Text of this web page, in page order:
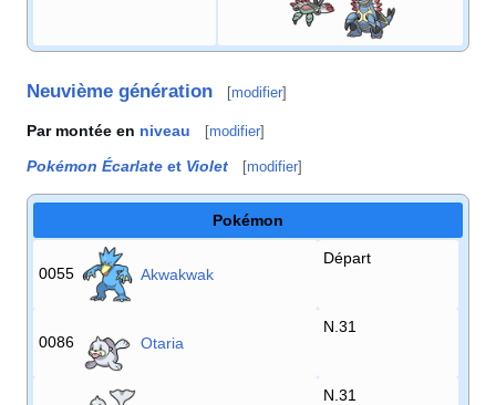
Neuvième génération [modifier]
Par montée en niveau [modifier]
Pokémon Écarlate et Violet [modifier]
Pokémon
0055 Akwakwak
Départ
0086 Otaria
N.31
N.31